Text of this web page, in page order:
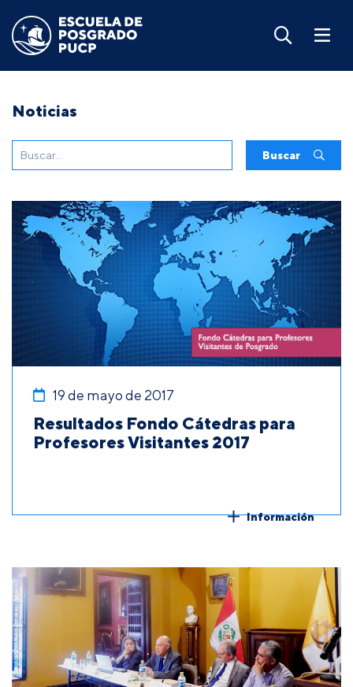
Noticias
Buscar
19 de mayo de 2017
Resultados Fondo Cátedras para
Profesores Visitantes 2017
Información